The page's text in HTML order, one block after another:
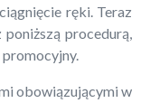
ręki. Teraz
procedurą,
obowiązującymi w